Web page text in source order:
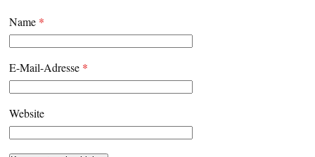
Name *
E-Mail-Adresse *
Website